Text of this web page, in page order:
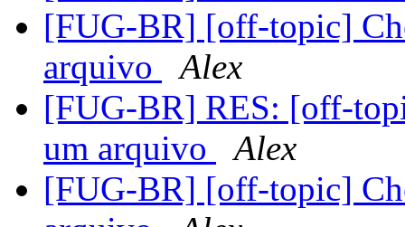
[FUG-BR] [off-topic]
arquivo
Alex
[FUG-BR] RES: [off-
um arquivo
Alex
[FUG-BR] [off-topic]